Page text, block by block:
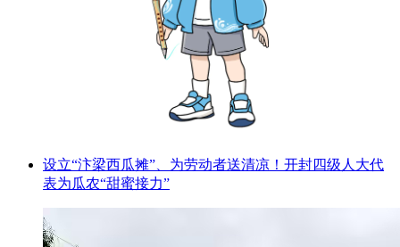
设立“汴梁西瓜摊”、为劳动者送清凉！开封四级人大代
表为瓜农“甜蜜接力”